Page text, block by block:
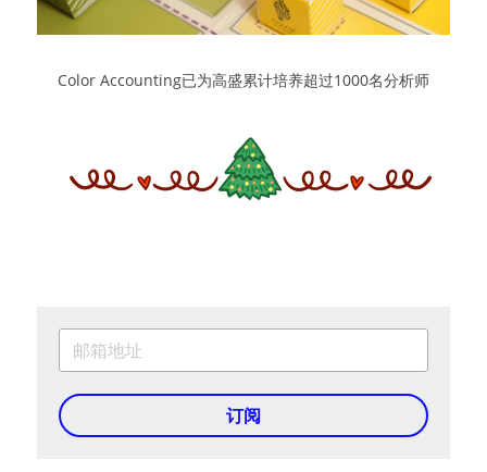
Color Accounting已为高盛累计培养超过1000名分析师
订阅